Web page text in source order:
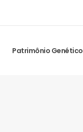
Patrimônio Genético